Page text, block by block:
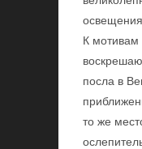
освещения.
К мотивам
посла в
то же